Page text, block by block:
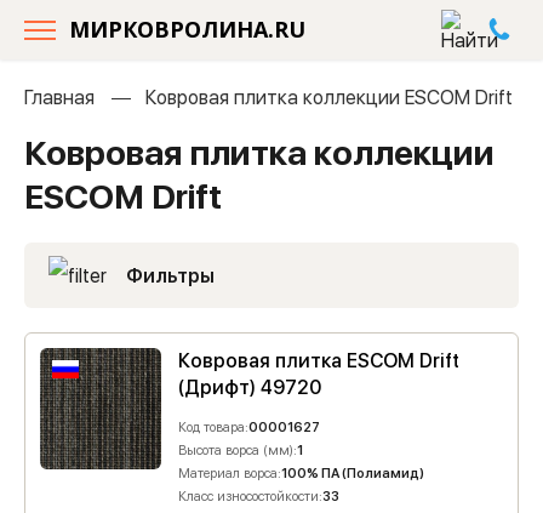
МИРКОВРОЛИНА.RU
Главная Ковровая плитка коллекции ESCOM Drift
Ковровая плитка коллекции
ESCOM Drift
Фильтры
Ковровая плитка ESCOM Drift
(Дрифт) 49720
Код товара:00001627
Высота ворса (мм):1
Материал ворса:100% ПА (Полиамид)
Класс износостойкости:33